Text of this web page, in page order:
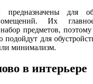
для
Их
предметов,
подойдут для
минимализм.
в интерьере